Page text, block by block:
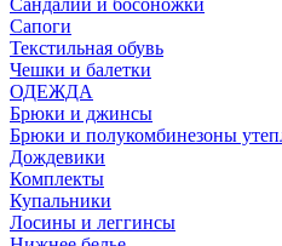
Сандалии и босоножки
Сапоги
Текстильная обувь
Чешки и балетки
ОДЕЖДА
Брюки и джинсы
Брюки и полукомбинезоны
Дождевики
Комплекты
Купальники
Лосины и леггинсы